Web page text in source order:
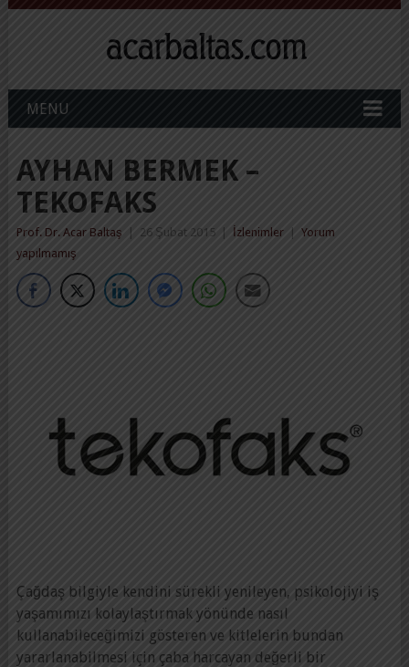
MENU
AYHAN BERMEK –
TEKOFAKS
Prof. Dr. Acar Baltaş 26 Şubat 2015 İzlenimler
Yorum
yapılmamış
Çağdaş bilgiyle kendini sürekli yenileyen, psikolojiyi iş
yaşamımızı kolaylaştırmak yönünde nasıl
kullanabileceğimizi gösteren ve kitlelerin bundan
yararlanabilmesi için çaba harcayan değerli bir